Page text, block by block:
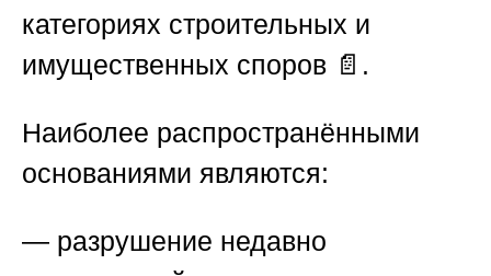
категориях строительных и
имущественных споров 📄.
Наиболее распространёнными
основаниями являются:
— разрушение недавно